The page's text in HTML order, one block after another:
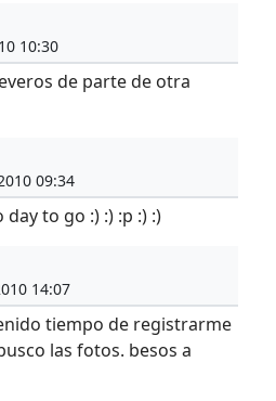
10:30
de parte de otra
09:34
to go :) :) :p :) :)
14:07
tiempo de registrarme
las fotos. besos a